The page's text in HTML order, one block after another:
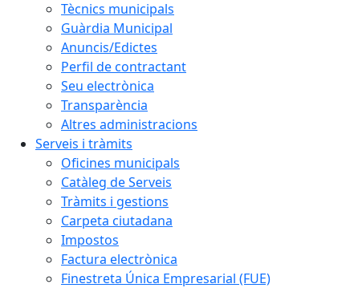
Tècnics municipals
Guàrdia Municipal
Anuncis/Edictes
Perfil de contractant
Seu electrònica
Transparència
Altres administracions
Serveis i tràmits
Oficines municipals
Catàleg de Serveis
Tràmits i gestions
Carpeta ciutadana
Impostos
Factura electrònica
Finestreta Única Empresarial (FUE)